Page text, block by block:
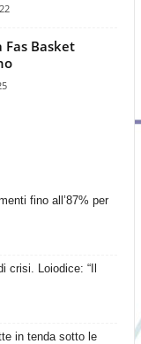
Basket
fino all’87% per
crisi. Loiodice: “Il
in tenda sotto le